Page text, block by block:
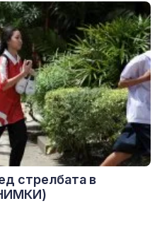
стрелбата в